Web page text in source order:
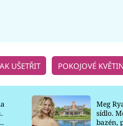
UŠETŘIT POKOJOVÉ
Meg
sídlo.
bazén,